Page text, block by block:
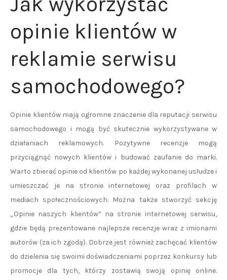
opinie klientów w
reklamie serwisu
samochodowego?
Opinie klientów mają ogromne znaczenie dla reputacji serwisu
samochodowego i mogą być skutecznie wykorzystywane w
działaniach reklamowych. Pozytywne recenzje mogą
przyciągnąć nowych klientów i budować zaufanie do marki.
Warto zbierać opinie od klientów po każdej wykonanej usłudze i
umieszczać je na stronie internetowej oraz profilach w
mediach społecznościowych. Można także stworzyć sekcję
„Opinie naszych klientów” na stronie internetowej serwisu,
gdzie będą prezentowane najlepsze recenzje wraz z imionami
autorów (za ich zgodą). Dobrze jest również zachęcać klientów
do dzielenia się swoimi doświadczeniami poprzez konkursy lub
promocje dla tych, którzy zostawią swoją opinię online.